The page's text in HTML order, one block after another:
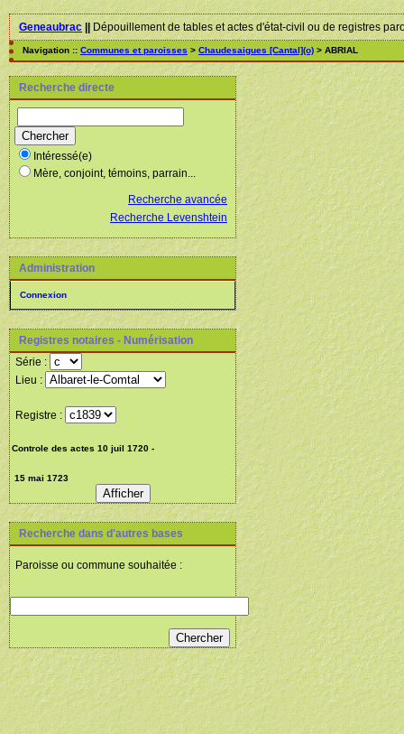
Geneaubrac||Dépouillement de tables et actes d'état-civil ou de registres
Navigation :: Communes et paroisses > Chaudesaigues [Cantal](o) > ABRIAL
Recherche directe
Intéressé(e)
Mère, conjoint, témoins, parrain...
Recherche avancée
Recherche Levenshtein
Administration
Connexion
Registres notaires - Numérisation
Série :
Lieu :
Registre :
Recherche dans d'autres bases
Paroisse ou commune souhaitée :